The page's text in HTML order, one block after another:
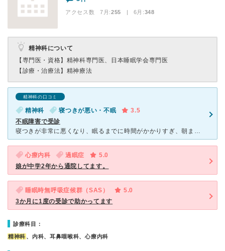
アクセス数 7月:255 | 6月:348
精神科について
【専門医・資格】 精神科専門医、日本睡眠学会専門医
【診療・治療法】 精神療法
精神科の口コミ
精神科 寝つきが悪い・不眠
3.5
不眠障害で受診
寝つきが非常に悪くなり、眠るまでに時間がかかりすぎ、朝までに何度も目を覚ますことがつらくなり、ネットで睡眠外来をさがしてこちらを受診。 場所は銀座松屋のすぐそばのビル内です。場所としてはとても便利で
心療内科 過眠症
5.0
娘が中学2年から通院してます。
睡眠時無呼吸症候群（SAS）
5.0
3か月に1度の受診で助かってます
診療科目：
精神科 、内科、耳鼻咽喉科、心療内科